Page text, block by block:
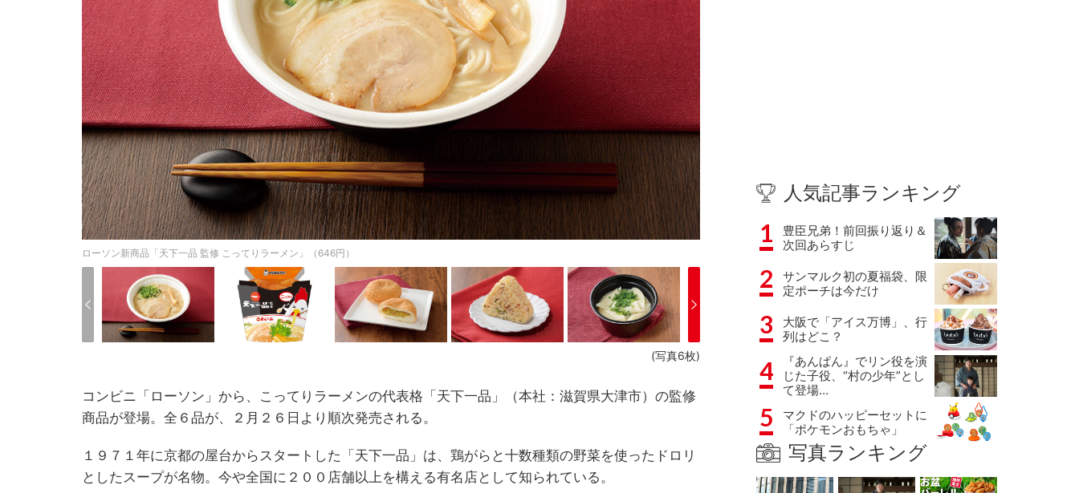
ローソン新商品「天下一品 監修 こってりラーメン」（646円）
(写真6枚)
コンビニ「ローソン」から、こってりラーメンの代表格「天下一品」（本社：滋賀県大津市）の監修
商品が登場。全６品が、２月２６日より順次発売される。
１９７１年に京都の屋台からスタートした「天下一品」は、鶏がらと十数種類の野菜を使ったドロリ
としたスープが名物。今や全国に２００店舗以上を構える有名店として知られている。
人気記事ランキング
1
豊臣兄弟！前回振り返り＆
次回あらすじ
2
サンマルク初の夏福袋、限
定ポーチは今だけ
3
大阪で「アイス万博」、行
列はどこ？
4
『あんぱん』でリン役を演
じた子役、“村の少年”とし
て登場…
5
マクドのハッピーセットに
「ポケモンおもちゃ」
写真ランキング